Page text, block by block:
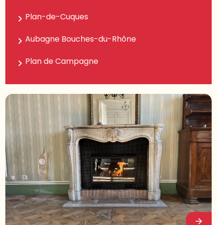
Plan-de-Cuques
Aubagne Bouches-du-Rhône
Plan de Campagne